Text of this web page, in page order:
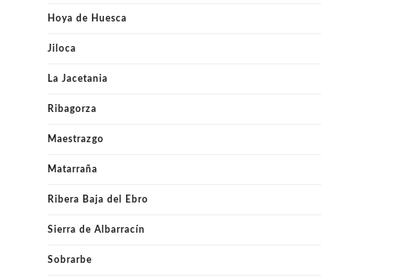
Hoya de Huesca
Jiloca
La Jacetania
Ribagorza
Maestrazgo
Matarraña
Ribera Baja del Ebro
Sierra de Albarracín
Sobrarbe